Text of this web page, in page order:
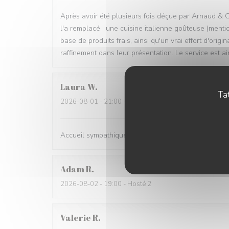
Après avoir été plusieurs fois déçue par Arnaud &
l'a remplacé : une cuisine italienne goûteuse
base de produits frais, ainsi qu'un vrai effort
raffinement dans leur présentation. Le service est
LauraW
2026-08-01 - 21:00 - Hosté 5
Accueil sympathique, bonne cuisine.
AdamR
2026-08-02 - 19:00 - Hosté 2
ValerieR